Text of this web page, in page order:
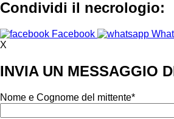
Condividi il necrologio:
Facebook
X
INVIA UN MESSAGGIO
Nome e Cognome del mittente*